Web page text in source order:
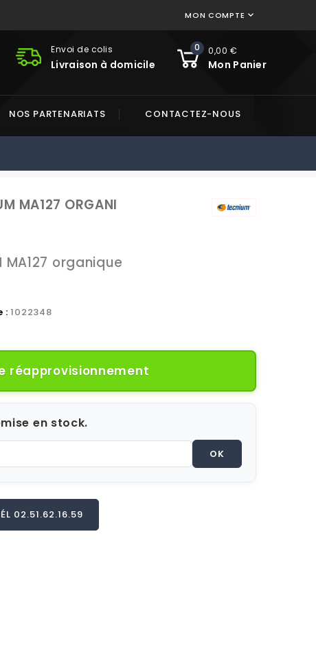
MON COMPTE 
0 0,00 €
Mon Panier
Envoi de colis
Livraison à domicile
NOS PARTENARIATS CONTACTEZ-NOUS
MA127 ORGANI
organique
: 1022348
réapprovisionnement
en stock.
OK
02.51.62.16.59